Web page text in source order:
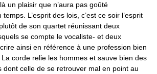
un plaisir que n’aura pas goûté
L’esprit des lois, c’est ce soir l’esprit
de son quartet réunissant deux
se compte le vocaliste- et deux
ainsi en référence à une profession bien
corde relie les hommes et sauve bien des
dont celle de se retrouver mal en point au